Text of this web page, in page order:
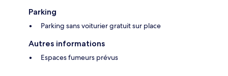
Parking
Parking sans voiturier gratuit sur place
Autres informations
Espaces fumeurs prévus